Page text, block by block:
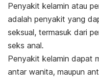
Penyakit kelamin atau
adalah penyakit yang
seksual, termasuk dari
seks anal.
Penyakit kelamin dapat
antar wanita, maupun